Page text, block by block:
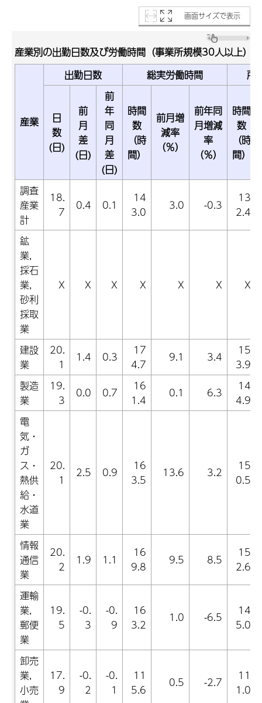
画面サイズで表示
産業別の出勤日数及び労働時間（事業所規模30人以上）
産業
出勤日数 総実労働時間 所
日
数
(日)
前
月
差
(日)
前
年
同
月
差
(日)
時間
数
（時
間）
前月増
減率
（％）
前年同
月増減
率
（％）
時間
数
（時
間）
調査
産業
計
18.
7
0.4 0.1
14
3.0
3.0 -0.3
13
2.4
鉱
業,
採石
業,
砂利
採取
業
X X X X X X X
建設
業
20.
1
1.4 0.3
17
4.7
9.1 3.4
15
3.9
製造
業
19.
3
0.0 0.7
16
1.4
0.1 6.3
14
4.9
電
気・
ガ
ス・
熱供
給・
水道
業
20.
1
2.5 0.9
16
3.5
13.6 3.2
15
0.5
情報
通信
業
20.
2
1.9 1.1
16
9.8
9.5 8.5
15
2.6
運輸
業,
郵便
業
19.
5
-0.
3
-0.
9
16
3.2
1.0 -6.5
14
5.0
卸売
業,
小売
17.
9
-0.
2
-0.
1
11
5.6
0.5 -2.7
11
1.0